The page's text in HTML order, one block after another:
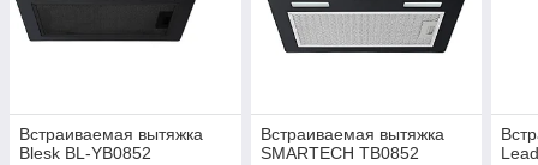
Встраиваемая вытяжка
Blesk BL-YB0852
Встраиваемая вытяжка
SMARTECH TB0852